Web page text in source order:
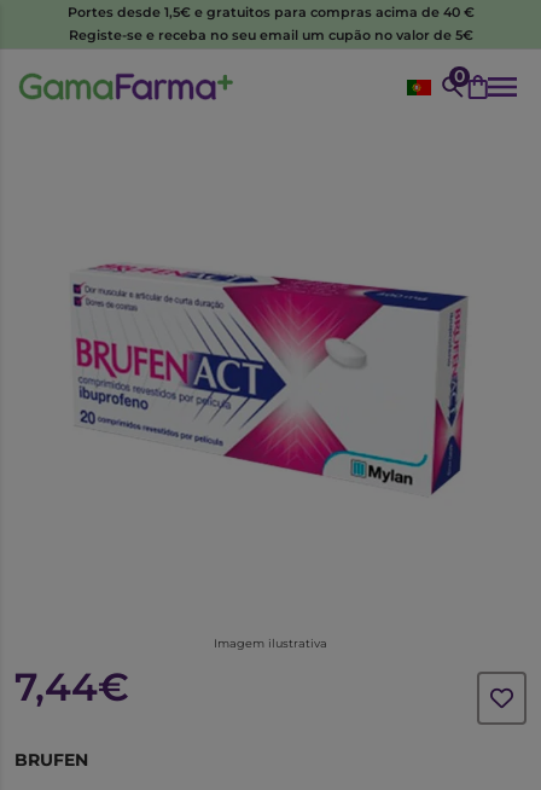
Portes desde 1,5€ e gratuitos para compras acima de 40 €
Registe-se e receba no seu email um cupão no valor de 5€
0
Imagem ilustrativa
7,44€
BRUFEN